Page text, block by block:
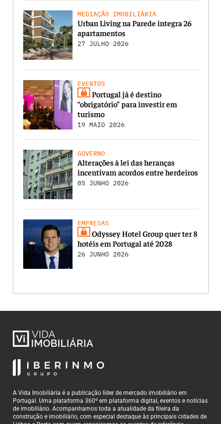
MEDIAÇÃO IMOBILIÁRIA
Urban Living na Parede integra 26
apartamentos
27 JULHO 2026
EVENTOS
Portugal já é destino
“obrigatório” para investir em
turismo
19 MAIO 2026
GOVERNO
Alterações à lei das heranças
incentivam acordos entre herdeiros
05 JUNHO 2026
EMPRESAS
Odyssey Hotel Group quer ter 8
hotéis em Portugal até 2028
26 JUNHO 2026
A Vida Imobiliária é a publicação líder de mercado imobiliário em
Portugal. Uma plataforma 360º em plataforma digital, eventos e notícias
de imobiliário. Acompanhamos toda a atualidade da fileira da
construção e imobiliário, com especial destaque às principais cidades de